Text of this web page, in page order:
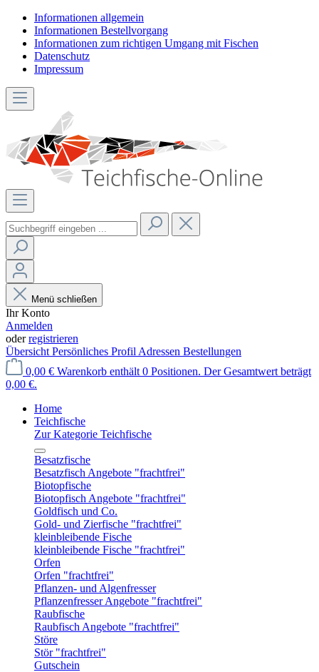
Informationen allgemein
Informationen Bestellvorgang
Informationen zum richtigen Umgang mit Fischen
Datenschutz
Impressum
Menü schließen
Ihr Konto
Anmelden
oderregistrieren
Übersicht Persönliches Profil Adressen Bestellungen
0,00 € Warenkorb enthält 0 Positionen. Der Gesamtwert beträgt
0,00 €.
Home
Teichfische
Zur Kategorie Teichfische
Besatzfische
Besatzfisch Angebote "frachtfrei"
Biotopfische
Biotopfisch Angebote "frachtfrei"
Goldfisch und Co.
Gold- und Zierfische "frachtfrei"
kleinbleibende Fische
kleinbleibende Fische "frachtfrei"
Orfen
Orfen "frachtfrei"
Pflanzen- und Algenfresser
Pflanzenfresser Angebote "frachtfrei"
Raubfische
Raubfisch Angebote "frachtfrei"
Störe
Stör "frachtfrei"
Gutschein